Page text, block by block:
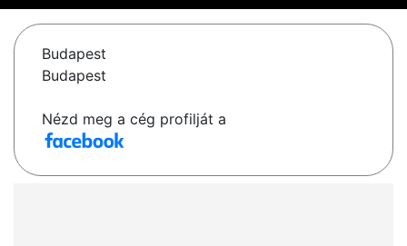
Budapest
Budapest
Nézd meg a cég profilját a